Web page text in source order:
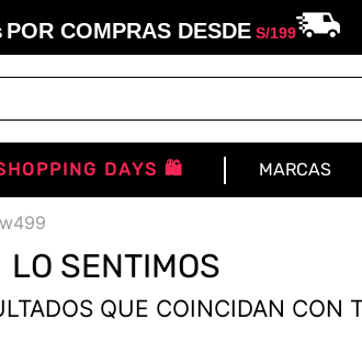
POR COMPRAS DESDES/199
DAYS 🛍️ MARCAS
LO SENTIMOS
QUE COINCIDAN CON